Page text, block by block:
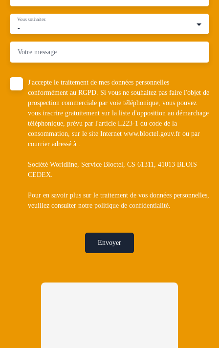
-
Vous souhaitez
Votre message
J'accepte le traitement de mes données personnelles
conformément au RGPD. Si vous ne souhaitez pas faire l'objet de
prospection commerciale par voie téléphonique, vous pouvez
vous inscrire gratuitement sur la liste d'opposition au démarchage
téléphonique, prévu par l'article L223-1 du code de la
consommation, sur le site Internet www.bloctel.gouv.fr ou par
courrier adressé à :
Société Worldline, Service Bloctel, CS 61311, 41013 BLOIS
CEDEX.
Pour en savoir plus sur le traitement de vos données personnelles,
veuillez consulter notre politique de confidentialité
Envoyer